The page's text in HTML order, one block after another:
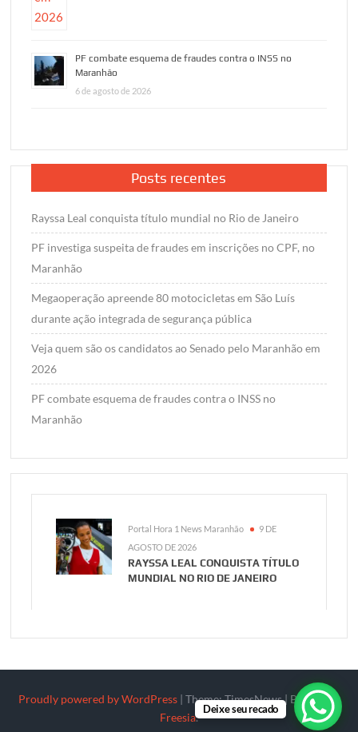
PF combate esquema de fraudes contra o INSS no
Maranhão
6 de agosto de 2026
Posts recentes
Rayssa Leal conquista título mundial no Rio de Janeiro
PF investiga suspeita de fraudes em inscrições no CPF, no
Maranhão
Megaoperação apreende 80 motocicletas em São Luís
durante ação integrada de segurança pública
Veja quem são os candidatos ao Senado pelo Maranhão em
2026
PF combate esquema de fraudes contra o INSS no
Maranhão
Portal Hora 1 News Maranhão
9 DE
AGOSTO DE 2026
RAYSSA LEAL CONQUISTA TÍTULO
MUNDIAL NO RIO DE JANEIRO
Proudly powered by WordPress |Theme: TimesNews| ByTheme
Freesia.
Deixe seu recado